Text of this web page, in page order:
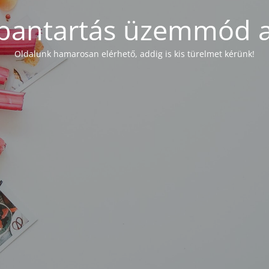
üzemmód
Oldalunk hamarosan elérhető, addig is kis türelmet kérünk!